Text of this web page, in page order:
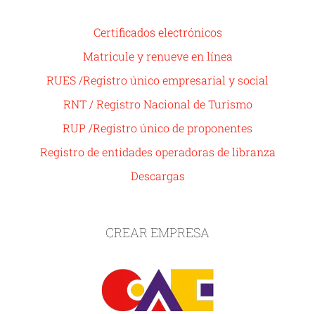
Certificados electrónicos
Matricule y renueve en línea
RUES /Registro único empresarial y social
RNT / Registro Nacional de Turismo
RUP /Registro único de proponentes
Registro de entidades operadoras de libranza
Descargas
CREAR EMPRESA